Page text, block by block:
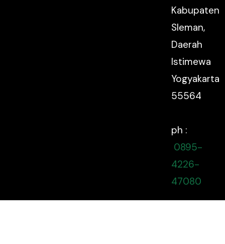
Kabupaten
Sleman,
Daerah
Istimewa
Yogyakarta
55564
ph :
0895-
4226-
47080